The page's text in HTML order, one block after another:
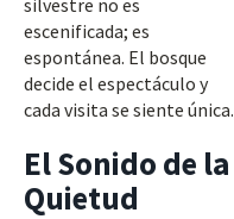
silvestre no es
escenificada; es
espontánea. El bosque
decide el espectáculo y
cada visita se siente única.
El Sonido de la
Quietud